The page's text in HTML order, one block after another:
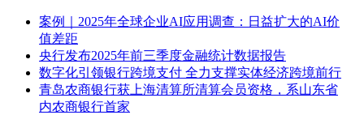
案例｜2025年全球企业AI应用调查：日益扩大的AI价
值差距
央行发布2025年前三季度金融统计数据报告
数字化引领银行跨境支付 全力支撑实体经济跨境前行
青岛农商银行获上海清算所清算会员资格，系山东省
内农商银行首家